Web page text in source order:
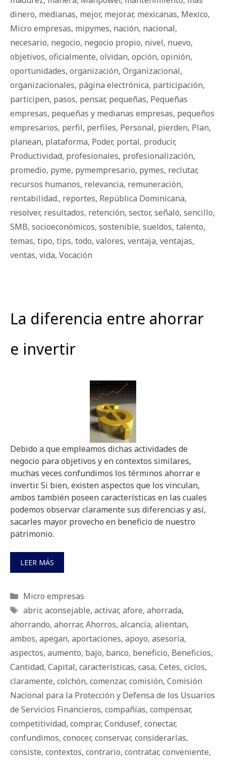
dinero, medianas, mejor, mejorar, mexicanas, Mexico,
Micro empresas, mipymes, nación, nacional,
necesario, negocio, negocio propio, nivel, nuevo,
objetivos, oficialmente, olvidan, opción, opinión,
oportunidades, organización, Organizacional,
organizacionales, página electrónica, participación,
participen, pasos, pensar, pequeñas, Pequeñas
empresas, pequeñas y medianas empresas, pequeños
empresarios, perfil, perfiles, Personal, pierden, Plan,
planean, plataforma, Poder, portal, producir,
Productividad, profesionales, profesionalización,
promedio, pyme, pymempresario, pymes, reclutar,
recursos humanos, relevancia, remuneración,
rentabilidad., reportes, República Dominicana,
resolver, resultados, retención, sector, señaló, sencillo,
SMB, socioeconómicos, sostenible, sueldos, talento,
temas, tipo, tips, todo, valores, ventaja, ventajas,
ventas, vida, Vocación
La diferencia entre ahorrar
e invertir
Debido a que empleamos dichas actividades de
negocio para objetivos y en contextos similares,
muchas veces confundimos los términos ahorrar e
invertir. Si bien, existen aspectos que los vinculan,
ambos también poseen características en las cuales
podemos observar claramente sus diferencias y así,
sacarles mayor provecho en beneficio de nuestro
patrimonio.
LEER MÁS
Categorías
Micro empresas
Etiquetas
abrir, aconsejable, activar, afore, ahorrada,
ahorrando, ahorrar, Ahorros, alcancía, alientan,
ambos, apegan, aportaciones, apoyo, asesoría,
aspectos, aumento, bajo, banco, beneficio, Beneficios,
Cantidad, Capital, características, casa, Cetes, ciclos,
claramente, colchón, comenzar, comisión, Comisión
Nacional para la Protección y Defensa de los Usuarios
de Servicios Financieros, compañías, compensar,
competitividad, comprar, Condusef, conectar,
confundimos, conocer, conservar, considerarlas,
consiste, contextos, contrario, contratar, conveniente,